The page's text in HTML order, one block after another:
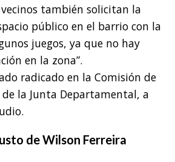
también solicitan la
público en el barrio con la
juegos, ya que no hay
en la zona”.
radicado en la Comisión de
de la Junta Departamental, a
de Wilson Ferreira